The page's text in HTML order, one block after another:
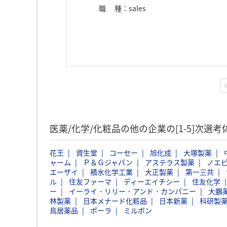
職種 ： sales
医薬/化学/化粧品の他の企業の[1-5]次選考
花王 資生堂 コーセー 旭化成 大塚製薬
ャーム
Ｐ＆Ｇジャパン アステラス製薬
ノエ
エーザイ
積水化学工業 大正製薬 第一三共
ル
住友ファーマ ディーエイチシー
住友化学
ー
イーライ・リリー・アンド・カンパニー
大鵬
林製薬
日本メナード化粧品 日本新薬
科研製
鳥居薬品
ポーラ ミルボン